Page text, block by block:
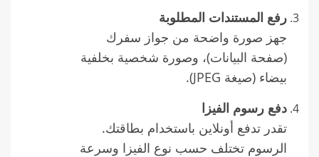
رفع المستندات المطلوبة
جهز صورة واضحة من جواز سفرك
(صفحة البيانات)، وصورة شخصية بخلفية
بيضاء (صيغة JPEG).
دفع رسوم الفيزا
تقدر تدفع أونلاين باستخدام بطاقتك.
الرسوم تختلف حسب نوع الفيزا وسرعة